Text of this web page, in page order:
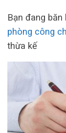
Bạn đang
phòng công
thừa kế